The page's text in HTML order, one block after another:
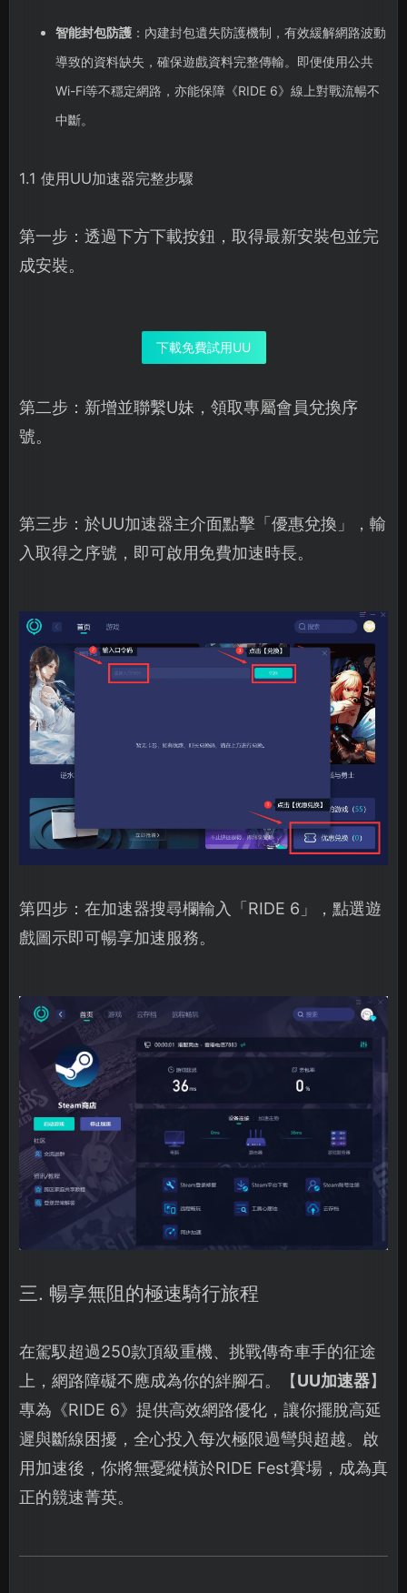
智能封包防護：內建封包遺失防護機制，有效緩解網路波動
導致的資料缺失，確保遊戲資料完整傳輸。即便使用公共
Wi-Fi等不穩定網路，亦能保障《RIDE 6》線上對戰流暢不
中斷。
1.1 使用UU加速器完整步驟
第一步：透過下方下載按鈕，取得最新安裝包並完
成安裝。
下載免費試用UU
第二步：新增並聯繫U妹，領取專屬會員兌換序
號。
第三步：於UU加速器主介面點擊「優惠兌換」，輸
入取得之序號，即可啟用免費加速時長。
第四步：在加速器搜尋欄輸入「RIDE 6」，點選遊
戲圖示即可暢享加速服務。
三. 暢享無阻的極速騎行旅程
在駕馭超過250款頂級重機、挑戰傳奇車手的征途
上，網路障礙不應成為你的絆腳石。【UU加速器】
專為《RIDE 6》提供高效網路優化，讓你擺脫高延
遲與斷線困擾，全心投入每次極限過彎與超越。啟
用加速後，你將無憂縱橫於RIDE Fest賽場，成為真
正的競速菁英。